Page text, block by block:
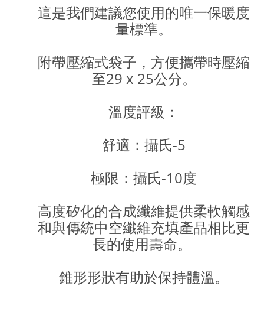
這是我們建議您使用的唯一保暖度
量標準。
附帶壓縮式袋子，方便攜帶時壓縮
至29 x 25公分。
溫度評級：
舒適：攝氏-5
極限：攝氏-10度
高度矽化的合成纖維提供柔軟觸感
和與傳統中空纖維充填產品相比更
長的使用壽命。
錐形形狀有助於保持體溫。